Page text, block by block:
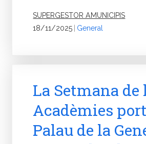
18/11/2025
SUPERGESTOR AMUNICIPIS
General
La Setmana de
Acadèmies
Palau de la